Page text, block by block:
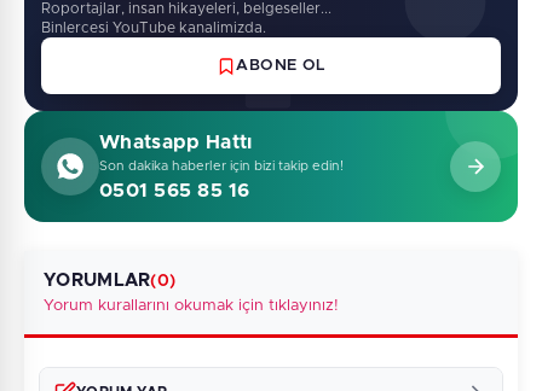
Roportajlar, insan hikayeleri, belgeseller...
Binlercesi YouTube kanalimizda.
ABONE OL
Whatsapp Hattı
Son dakika haberler için bizi takip edin!
0501 565 85 16
YORUMLAR(0)
Yorum kurallarını okumak için tıklayınız!